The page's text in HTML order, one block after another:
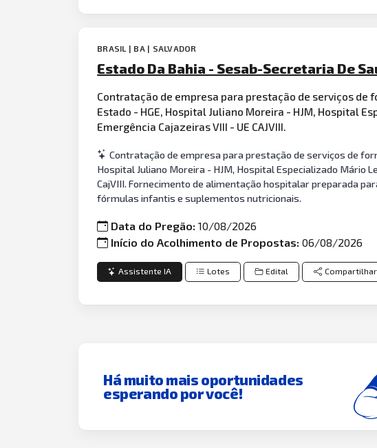
BRASIL | BA | SALVADOR
Estado Da Bahia - Sesab-Secretaria De
Contratação de empresa para prestação de serviços de
Estado - HGE, Hospital Juliano Moreira - HJM, Hospital
Emergência Cajazeiras VIII - UE CAJVIII.
Contratação de empresa para prestação de serviços de
Hospital Juliano Moreira - HJM, Hospital Especializado Mário
CajVIII. Fornecimento de alimentação hospitalar preparada
fórmulas infantis e suplementos nutricionais.
Data do Pregão:10/08/2026
Início do Acolhimento de Propostas:06/08/2026
Assistente IA Lotes Edital Compartilhar
Há muito mais oportunidades
esperando por você!